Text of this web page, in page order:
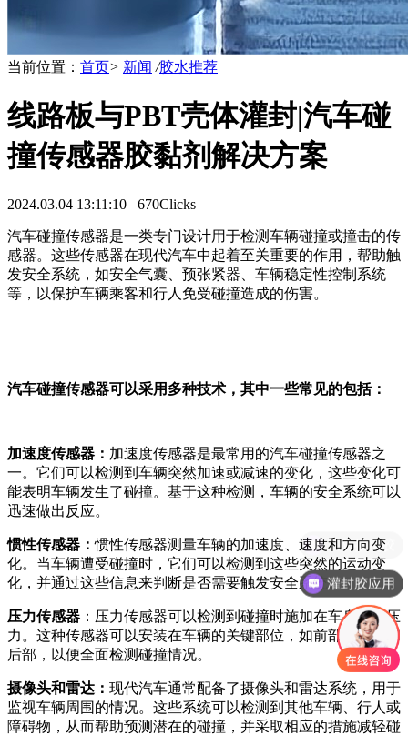
当前位置： 首页> 新闻 /胶水推荐
线路板与PBT壳体灌封|汽车碰
撞传感器胶黏剂解决方案
2024.03.04 13:11:10 670Clicks
汽车碰撞传感器是一类专门设计用于检测车辆碰撞或撞击的传
感器。这些传感器在现代汽车中起着至关重要的作用，帮助触
发安全系统，如安全气囊、预张紧器、车辆稳定性控制系统
等，以保护车辆乘客和行人免受碰撞造成的伤害。
汽车碰撞传感器可以采用多种技术，其中一些常见的包括：
加速度传感器： 加速度传感器是最常用的汽车碰撞传感器之
一。它们可以检测到车辆突然加速或减速的变化，这些变化可
能表明车辆发生了碰撞。基于这种检测，车辆的安全系统可以
迅速做出反应。
惯性传感器：惯性传感器测量车辆的加速度、速度和方向变
化。当车辆遭受碰撞时，它们可以检测到这些突然的运动变
化，并通过这些信息来判断是否需要触发安全系统。
压力传感器 ：压力传感器可以检测到碰撞时施加在车身上的压
力。这种传感器可以安装在车辆的关键部位，如前部、侧部和
后部，以便全面检测碰撞情况。
摄像头和雷达： 现代汽车通常配备了摄像头和雷达系统，用于
监视车辆周围的情况。这些系统可以检测到其他车辆、行人或
障碍物，从而帮助预测潜在的碰撞，并采取相应的措施减轻碰
灌封胶应用